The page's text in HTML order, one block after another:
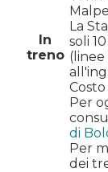
In
treno
La
soli
(linee
Per
di
Per
dei